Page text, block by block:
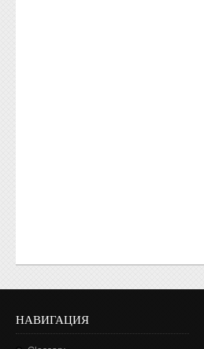
НАВИГАЦИЯ